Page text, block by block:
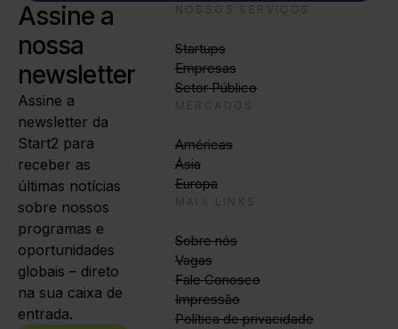
Assine a
nossa
newsletter
Assine a
newsletter da
Start2 para
receber as
últimas notícias
sobre nossos
programas e
oportunidades
globais – direto
na sua caixa de
entrada.
NOSSOS SERVIÇOS
Startups
Empresas
Setor Público
MERCADOS
Américas
Ásia
Europa
MAIS LINKS
Sobre nós
Vagas
Fale Conosco
Impressão
Política de privacidade